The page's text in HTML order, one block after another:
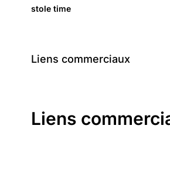
stole time
Liens commerciaux
Liens